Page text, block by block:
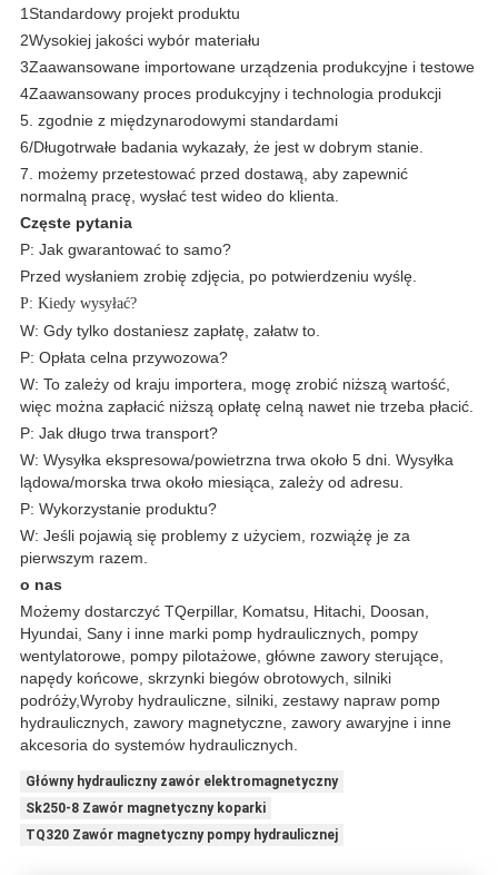
1Standardowy projekt produktu
2Wysokiej jakości wybór materiału
3Zaawansowane importowane urządzenia produkcyjne i testowe
4Zaawansowany proces produkcyjny i technologia produkcji
5. zgodnie z międzynarodowymi standardami
6/Długotrwałe badania wykazały, że jest w dobrym stanie.
7. możemy przetestować przed dostawą, aby zapewnić
normalną pracę, wysłać test wideo do klienta.
Częste pytania
P: Jak gwarantować to samo?
Przed wysłaniem zrobię zdjęcia, po potwierdzeniu wyślę.
P: Kiedy wysyłać?
W: Gdy tylko dostaniesz zapłatę, załatw to.
P: Opłata celna przywozowa?
W: To zależy od kraju importera, mogę zrobić niższą wartość,
więc można zapłacić niższą opłatę celną nawet nie trzeba płacić.
P: Jak długo trwa transport?
W: Wysyłka ekspresowa/powietrzna trwa około 5 dni. Wysyłka
lądowa/morska trwa około miesiąca, zależy od adresu.
P: Wykorzystanie produktu?
W: Jeśli pojawią się problemy z użyciem, rozwiążę je za
pierwszym razem.
o nas
Możemy dostarczyć TQerpillar, Komatsu, Hitachi, Doosan,
Hyundai, Sany i inne marki pomp hydraulicznych, pompy
wentylatorowe, pompy pilotażowe, główne zawory sterujące,
napędy końcowe, skrzynki biegów obrotowych, silniki
podróży,Wyroby hydrauliczne, silniki, zestawy napraw pomp
hydraulicznych, zawory magnetyczne, zawory awaryjne i inne
akcesoria do systemów hydraulicznych.
Główny hydrauliczny zawór elektromagnetyczny
Sk250-8 Zawór magnetyczny koparki
TQ320 Zawór magnetyczny pompy hydraulicznej